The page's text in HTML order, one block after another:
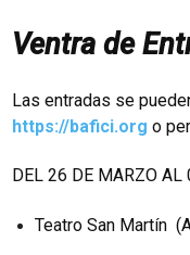
Ventra de
Las entradas se
https://bafici.org o
DEL 26 DE MARZO AL
Teatro San Martín